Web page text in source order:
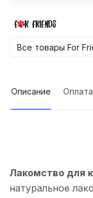
Все товары For
Описание Оплата
Лакомство для
натуральное